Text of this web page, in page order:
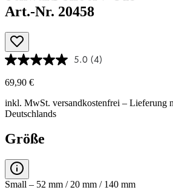
Art.-Nr. 20458
5.0 (4)
69,90 €
inkl. MwSt. versandkostenfrei – Lieferung
Deutschlands
Größe
Small – 52 mm / 20 mm / 140 mm